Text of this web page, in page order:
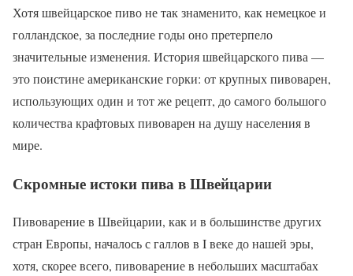
Хотя швейцарское пиво не так знаменито, как немецкое и
голландское, за последние годы оно претерпело
значительные изменения. История швейцарского пива —
это поистине американские горки: от крупных пивоварен,
использующих один и тот же рецепт, до самого большого
количества крафтовых пивоварен на душу населения в
мире.
Скромные истоки пива в Швейцарии
Пивоварение в Швейцарии, как и в большинстве других
стран Европы, началось с галлов в I веке до нашей эры,
хотя, скорее всего, пивоварение в небольших масштабах